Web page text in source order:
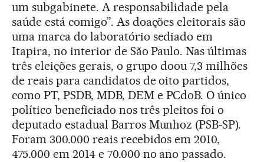
um subgabinete. A responsabilidade pela
saúde está comigo”. As doações eleitorais são
uma marca do laboratório sediado em
Itapira, no interior de São Paulo. Nas últimas
três eleições gerais, o grupo doou 7,3 milhões
de reais para candidatos de oito partidos,
como PT, PSDB, MDB, DEM e PCdoB. O único
político beneficiado nos três pleitos foi o
deputado estadual Barros Munhoz (PSB-SP).
Foram 300.000 reais recebidos em 2010,
475.000 em 2014 e 70.000 no ano passado.